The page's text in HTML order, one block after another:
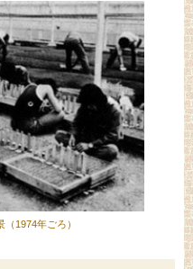
1974年ごろ）